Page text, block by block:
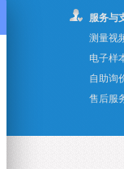
服务与
测量视
电子样
自助询
售后服